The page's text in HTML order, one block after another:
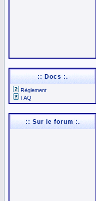
:: Docs :.
Règlement
FAQ
:: Sur le forum :.